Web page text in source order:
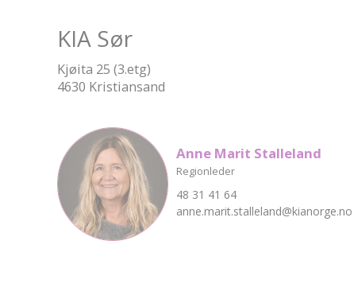
KIA Sør
Kjøita 25 (3.etg)
4630 Kristiansand
Anne Marit Stalleland
Regionleder
48 31 41 64
anne.marit.stalleland@kianorge.no